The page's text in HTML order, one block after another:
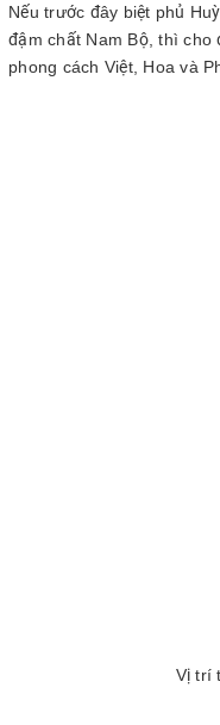
Nếu trước đây biệt phủ
đậm chất Nam Bộ, thì cho
phong cách Việt, Hoa và
Vị trí